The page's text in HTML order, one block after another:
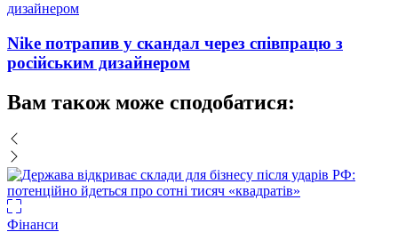
Nike потрапив у скандал через співпрацю з
російським дизайнером
Вам також може сподобатися:
Фінанси